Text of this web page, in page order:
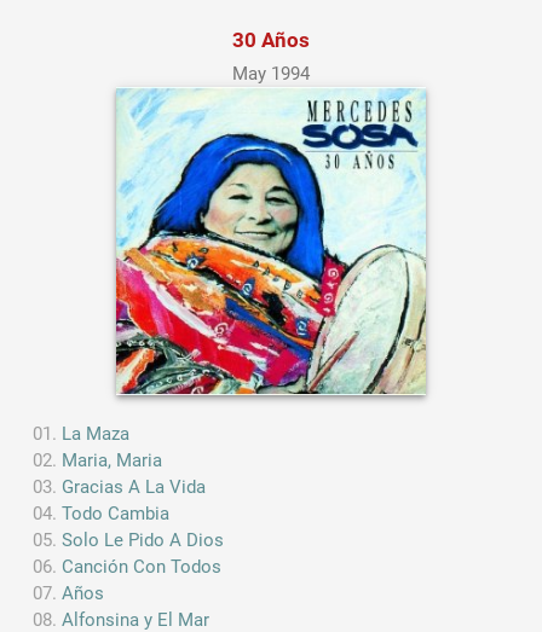
30 Años
May 1994
La Maza
Maria, Maria
Gracias A La Vida
Todo Cambia
Solo Le Pido A Dios
Canción Con Todos
Años
Alfonsina y El Mar